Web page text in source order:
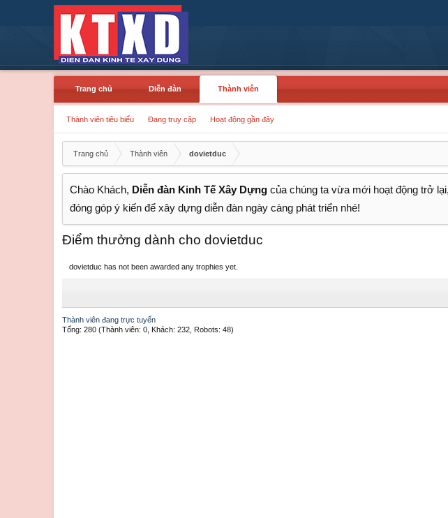
Trang chủ
Diễn đàn Thành viên
Thành viên tiêu biểu Đang truy cập Hoạt động gần đây
Trang chủ Thành viên dovietduc
Chào Khách, Diễn đàn Kinh Tế Xây Dựng của chúng ta vừa mới hoạt động trở
đóng góp ý kiến để xây dựng diễn đàn ngày càng phát triển nhé!
Điểm thưởng dành cho dovietduc
dovietduc has not been awarded any trophies yet.
Thành viên đang trực tuyến
Tổng: 280 (Thành viên: 0, Khách: 232, Robots: 48)